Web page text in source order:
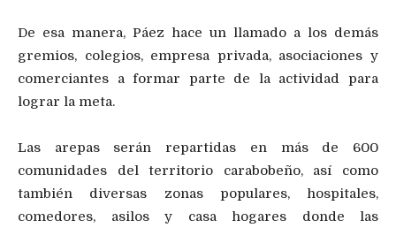
De esa manera, Páez hace un llamado a los demás
gremios, colegios, empresa privada, asociaciones y
comerciantes a formar parte de la actividad para
lograr la meta.
Las arepas serán repartidas en más de 600
comunidades del territorio carabobeño, así como
también diversas zonas populares, hospitales,
comedores, asilos y casa hogares donde las